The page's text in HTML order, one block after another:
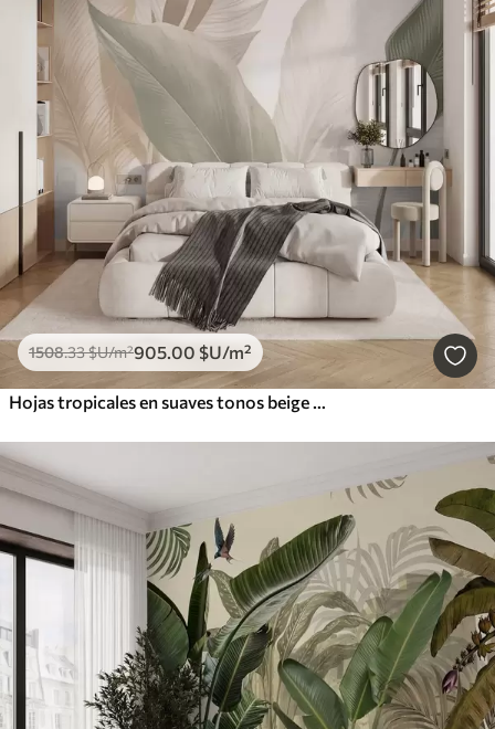
1508.33$U/m²905.00 $U/m²
Hojas tropicales en suaves tonos beige y verde, con efecto acuarela y suaves transiciones de color